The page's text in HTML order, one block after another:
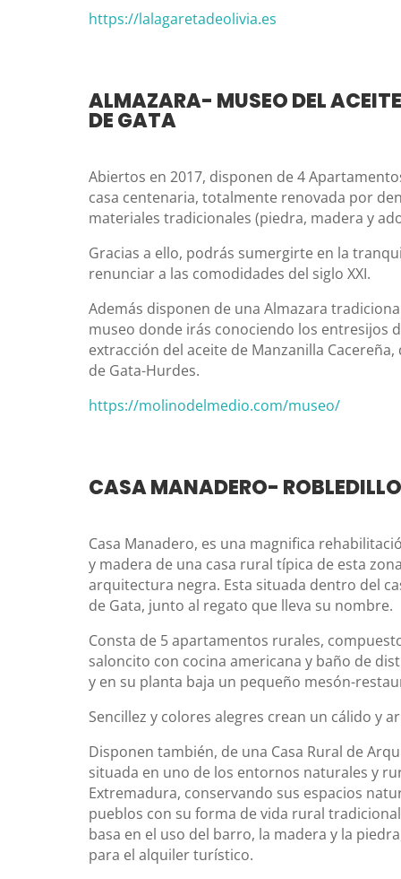
https://lalagaretadeolivia.es
ALMAZARA- MUSEO DEL
DE GATA
Abiertos en 2017, disponen de 4
casa centenaria, totalmente renovada por
materiales tradicionales (piedra, madera y
Gracias a ello, podrás sumergirte en la
renunciar a las comodidades del siglo XXI.
Además disponen de una Almazara
museo donde irás conociendo los entresijos
extracción del aceite de Manzanilla
de Gata-Hurdes.
https://molinodelmedio.com/museo/
CASA MANADERO-
Casa Manadero, es una magnifica
y madera de una casa rural típica de esta
arquitectura negra. Esta situada dentro del
de Gata, junto al regato que lleva su nombre.
Consta de 5 apartamentos rurales,
saloncito con cocina americana y baño de
y en su planta baja un pequeño mesón-
Sencillez y colores alegres crean un cálido y
Disponen también, de una Casa Rural de
situada en uno de los entornos naturales y
Extremadura, conservando sus espacios
pueblos con su forma de vida rural
basa en el uso del barro, la madera y la
para el alquiler turístico.